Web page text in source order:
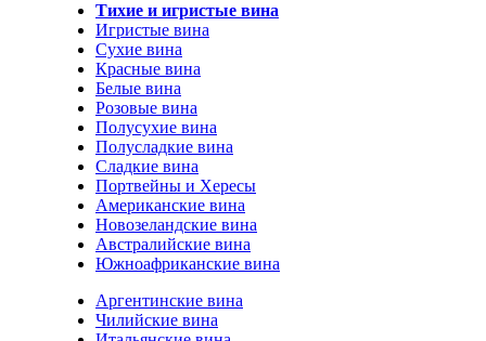
Тихие и игристые вина
Игристые вина
Сухие вина
Красные вина
Белые вина
Розовые вина
Полусухие вина
Полусладкие вина
Сладкие вина
Портвейны и Хересы
Американские вина
Новозеландские вина
Австралийские вина
Южноафриканские вина
Аргентинские вина
Чилийские вина